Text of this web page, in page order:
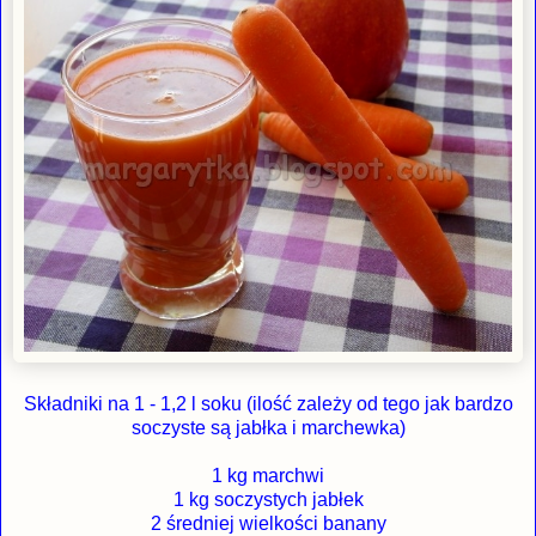
Składniki na 1 - 1,2 l soku (ilość zależy od tego jak bardzo
soczyste są jabłka i marchewka)
1 kg marchwi
1 kg soczystych jabłek
2 średniej wielkości banany